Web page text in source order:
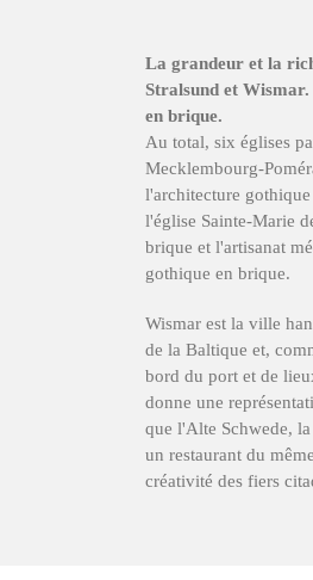
La grandeur et la
Stralsund et
en brique.
Au total, six églises
Mecklembourg-
l'architecture
l'église Sainte-Marie
brique et l'artisanat
gothique en brique.
Wismar est la ville
de la Baltique et,
bord du port et de
donne une
que l'Alte Schwede,
un restaurant du
créativité des fiers